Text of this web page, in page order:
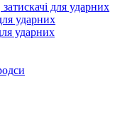
для ударних
ударних
ударних